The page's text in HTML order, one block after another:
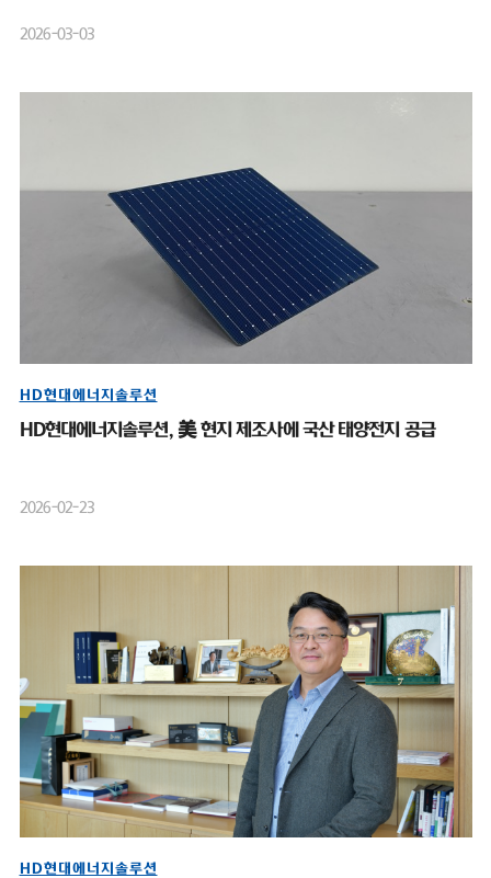
2026-03-03
HD현대에너지솔루션
HD현대에너지솔루션, 美 현지 제조사에 국산 태양전지 공급
2026-02-23
HD현대에너지솔루션